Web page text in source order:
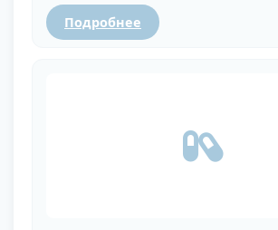
Подробнее